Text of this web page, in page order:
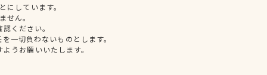
しています。
せん。
ください。
一切負わないものとします。
うお願いいたします。